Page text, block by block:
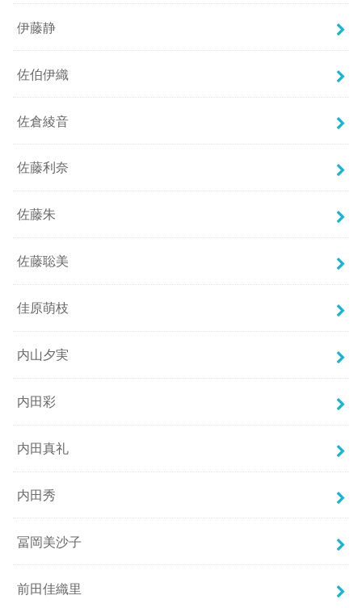
伊藤静
佐伯伊織
佐倉綾音
佐藤利奈
佐藤朱
佐藤聡美
佳原萌枝
内山夕実
内田彩
内田真礼
内田秀
冨岡美沙子
前田佳織里